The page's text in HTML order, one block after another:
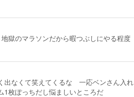
獄のマラソンだから暇つぶしにやる程度
出なくて笑えてくるな 一応ベンさん入れ
1枚ぽっちだし悩ましいところだ